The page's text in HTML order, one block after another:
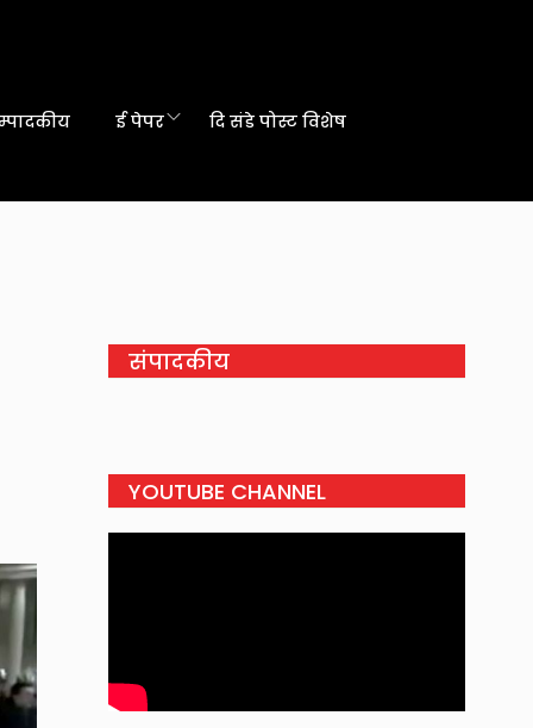
ई पेपर दि संडे पोस्ट विशेष
संपादकीय
YOUTUBE CHANNEL